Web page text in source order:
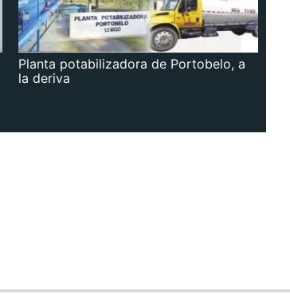
Planta potabilizadora de Portobelo, a
la deriva